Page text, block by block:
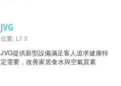
JVG
位置: L7 3
JVG提供新型設備滿足客人追求健康特
定需要，改善家居食水與空氣質素